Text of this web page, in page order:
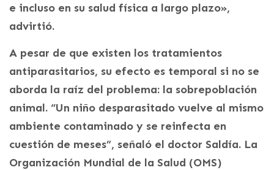
e incluso en su salud física a largo plazo»,
advirtió.
A pesar de que existen los tratamientos
antiparasitarios, su efecto es temporal si no se
aborda la raíz del problema: la sobrepoblación
animal. “Un niño desparasitado vuelve al mismo
ambiente contaminado y se reinfecta en
cuestión de meses”, señaló el doctor Saldía. La
Organización Mundial de la Salud (OMS)